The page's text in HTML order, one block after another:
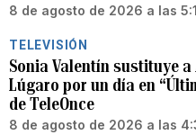
8 de agosto de 2026 a las
TELEVISIÓN
Sonia Valentín sustituye a
Lúgaro por un día en
de TeleOnce
8 de agosto de 2026 a las